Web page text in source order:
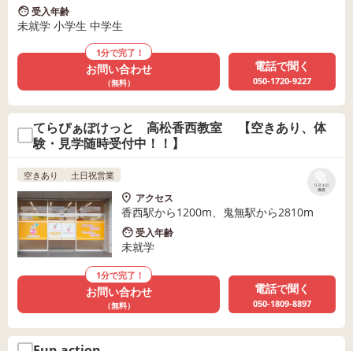
受入年齢
未就学 小学生 中学生
1分で完了！
お問い合わせ
（無料）
電話で聞く
050-1720-9227
てらぴぁぽけっと 高松香西教室 【空きあり、体
験・見学随時受付中！！】
リストに
保存
空きあり 土日祝営業
アクセス
香西駅から1200m、鬼無駅から2810m
受入年齢
未就学
1分で完了！
お問い合わせ
（無料）
電話で聞く
050-1809-8897